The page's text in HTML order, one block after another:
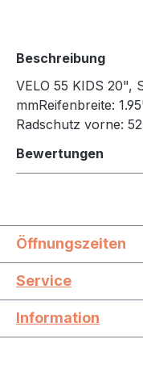
Beschreibung
VELO 55 KIDS 20",
mmReifenbreite:
Radschutz vorne:
Bewertungen
Öffnungszeiten
Service
Information